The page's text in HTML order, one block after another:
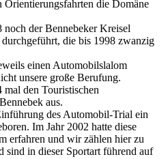
Orientierungsfahrten die Domäne
noch der Bennebeker Kreisel
die bis 1998 zwanzig
einen Automobilslalom
unsere große Berufung.
den Touristischen
aus.
des Automobil-Trial ein
Im Jahr 2002 hatte diese
erfahren und wir zählen hier zu
sind in dieser Sportart führend auf